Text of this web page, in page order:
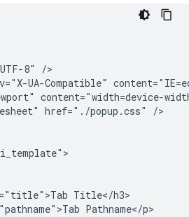
8" />
UA-Compatible"
content="width=device-
href="./popup.css" />
Title</h3>
Pathname</p>